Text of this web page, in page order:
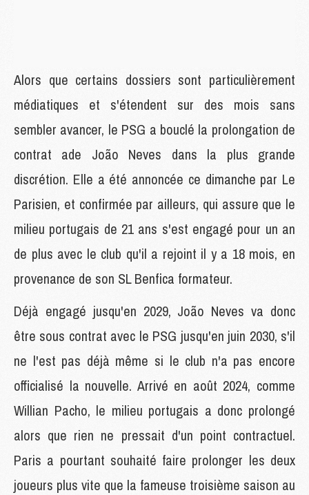
Alors que certains dossiers sont particulièrement
médiatiques et s'étendent sur des mois sans
sembler avancer, le PSG a bouclé la prolongation de
contrat ade João Neves dans la plus grande
discrétion. Elle a été annoncée ce dimanche par Le
Parisien, et confirmée par ailleurs, qui assure que le
milieu portugais de 21 ans s'est engagé pour un an
de plus avec le club qu'il a rejoint il y a 18 mois, en
provenance de son SL Benfica formateur.
Déjà engagé jusqu'en 2029, João Neves va donc
être sous contrat avec le PSG jusqu'en juin 2030, s'il
ne l'est pas déjà même si le club n'a pas encore
officialisé la nouvelle. Arrivé en août 2024, comme
Willian Pacho, le milieu portugais a donc prolongé
alors que rien ne pressait d'un point contractuel.
Paris a pourtant souhaité faire prolonger les deux
joueurs plus vite que la fameuse troisième saison au